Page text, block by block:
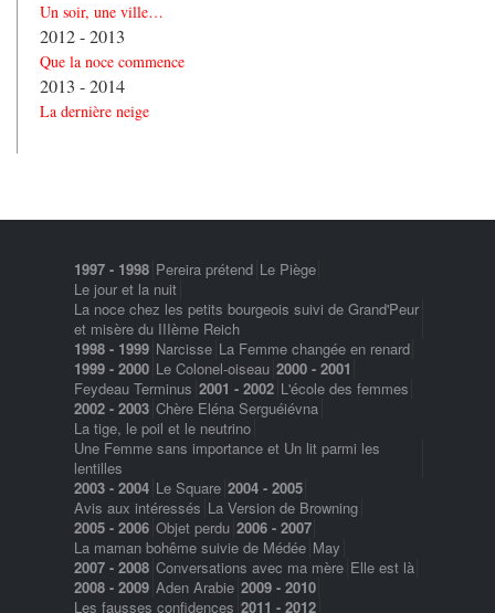
Un soir, une ville…
2012 - 2013
Que la noce commence
2013 - 2014
La dernière neige
1997 - 1998 Pereira prétend Le Piège
Le jour et la nuit
La noce chez les petits bourgeois suivi de Grand'Peur
et misère du IIIème Reich
1998 - 1999 Narcisse La Femme changée en renard
1999 - 2000 Le Colonel-oiseau 2000 - 2001
Feydeau Terminus 2001 - 2002 L'école des femmes
2002 - 2003 Chère Eléna Serguéiévna
La tige, le poil et le neutrino
Une Femme sans importance et Un lit parmi les
lentilles
2003 - 2004 Le Square 2004 - 2005
Avis aux intéressés La Version de Browning
2005 - 2006 Objet perdu 2006 - 2007
La maman bohême suivie de Médée May
2007 - 2008 Conversations avec ma mère Elle est là
2008 - 2009 Aden Arabie 2009 - 2010
Les fausses confidences 2011 - 2012